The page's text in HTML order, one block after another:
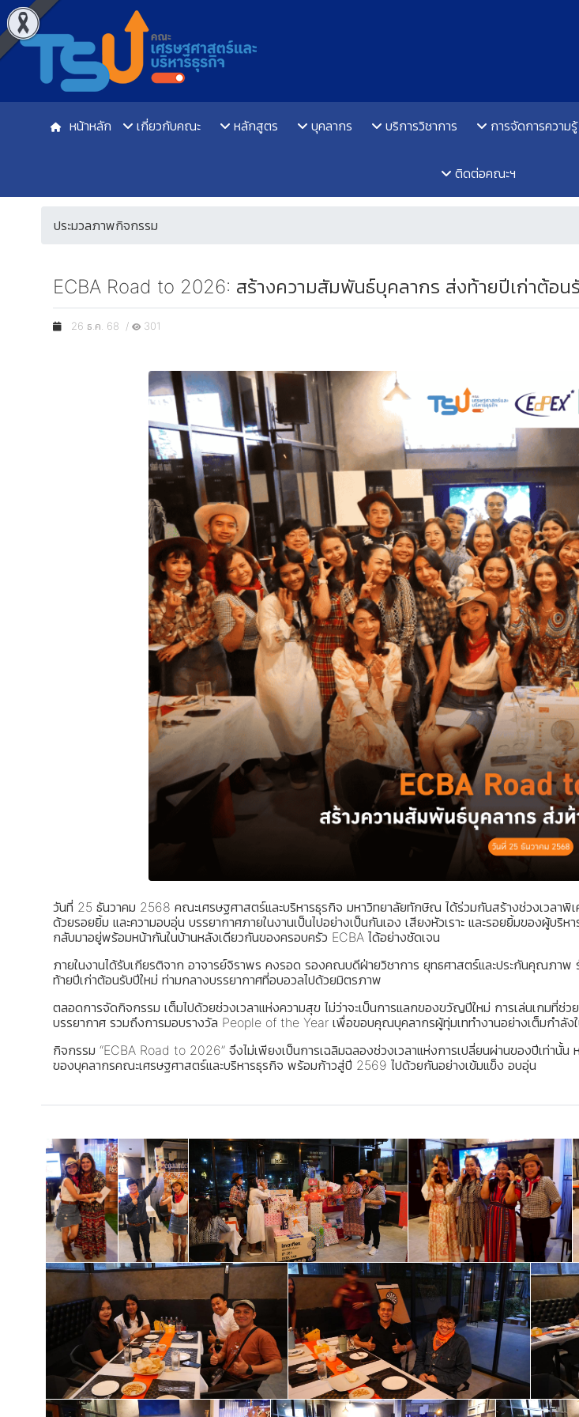
หน้าหลัก เกี่ยวกับคณะ หลักสูตร บุคลากร บริการวิชาการ การจัดการความรู้
ติดต่อคณะฯ
ประมวลภาพกิจกรรม
ECBA Road to 2026: สร้างความสัมพันธ์บุคลากร ส่งท้ายปีเก่าต้อน
26 ธ.ค. 68 / 301
วันที่ 25 ธันวาคม 2568 คณะเศรษฐศาสตร์และบริหารธุรกิจ มหาวิทยาลัยทักษิณ ได้ร่วมกันสร้างช่วงเวลา
ด้วยรอยยิ้ม และความอบอุ่น บรรยากาศภายในงานเป็นไปอย่างเป็นกันเอง เสียงหัวเราะ และรอยยิ้มของผู้
กลับมาอยู่พร้อมหน้ากันในบ้านหลังเดียวกันของครอบครัว ECBA ได้อย่างชัดเจน
ภายในงานได้รับเกียรติจาก อาจารย์จิราพร คงรอด รองคณบดีฝ่ายวิชาการ ยุทธศาสตร์และประกันคุณภา
ท้ายปีเก่าต้อนรับปีใหม่ ท่ามกลางบรรยากาศที่อบอวลไปด้วยมิตรภาพ
ตลอดการจัดกิจกรรม เต็มไปด้วยช่วงเวลาแห่งความสุข ไม่ว่าจะเป็นการแลกของขวัญปีใหม่ การเล่นเกมที่ช่
บรรยากาศ รวมถึงการมอบรางวัล People of the Year เพื่อขอบคุณบุคลากรผู้ทุ่มเททำงานอย่างเต็มกำลั
กิจกรรม “ECBA Road to 2026” จึงไม่เพียงเป็นการเฉลิมฉลองช่วงเวลาแห่งการเปลี่ยนผ่านของปีเท่านั้
ของบุคลากรคณะเศรษฐศาสตร์และบริหารธุรกิจ พร้อมก้าวสู่ปี 2569 ไปด้วยกันอย่างเข้มแข็ง อบอุ่น